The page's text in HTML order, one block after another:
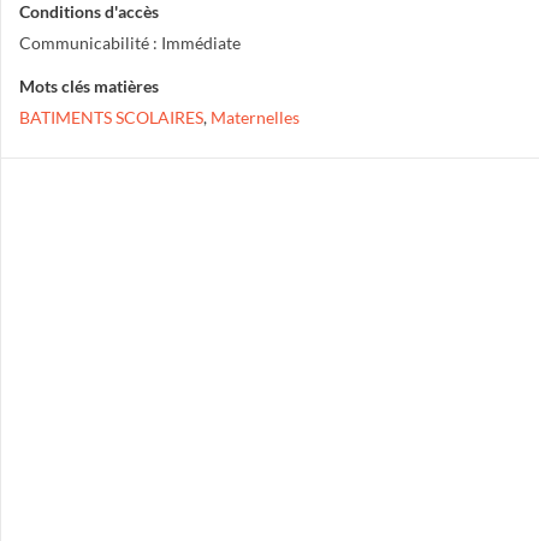
Conditions d'accès
Communicabilité : Immédiate
Mots clés matières
BATIMENTS SCOLAIRES, Maternelles